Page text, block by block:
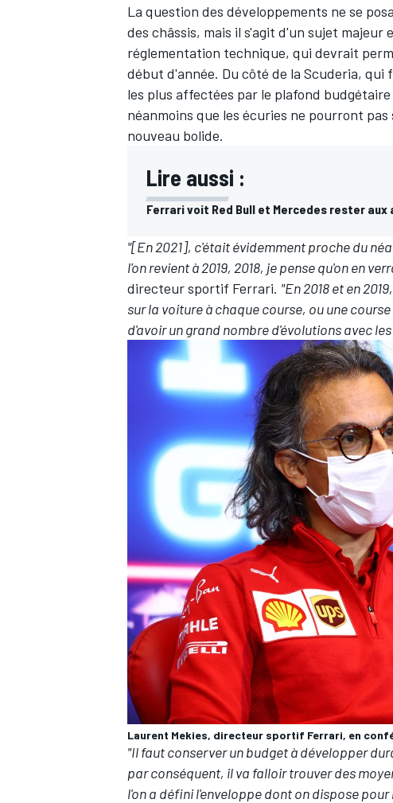
La question des développements ne se
des châssis, mais il s'agit d'un sujet majeur
réglementation technique, qui devrait
début d'année. Du côté de la Scuderia,
les plus affectées par le plafond budgétaire
néanmoins que les écuries ne pourront
nouveau bolide.
Lire aussi :
Ferrari voit Red Bull et Mercedes rester
"[En 2021], c'était évidemment proche du
l'on revient à 2019, 2018, je pense qu'on en
directeur sportif Ferrari. "En 2018 et en
sur la voiture à chaque course, ou une
d'avoir un grand nombre d'évolutions avec
Laurent Mekies, directeur sportif Ferrari, en
"Il faut conserver un budget à développer
par conséquent, il va falloir trouver des
l'on a défini l'enveloppe dont on dispose